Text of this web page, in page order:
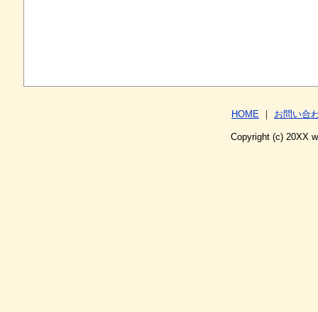
HOME ｜ お問い合
Copyright (c) 20XX